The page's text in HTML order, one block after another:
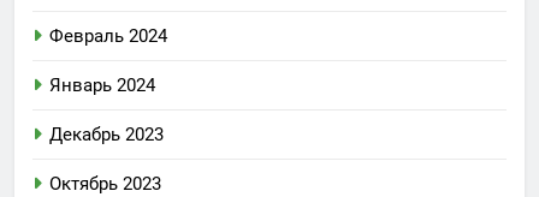
Февраль 2024
Январь 2024
Декабрь 2023
Октябрь 2023